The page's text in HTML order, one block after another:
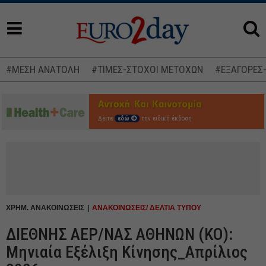
#ΜΕΣΗ ΑΝΑΤΟΛΗ #ΤΙΜΕΣ-ΣΤΟΧΟΙ ΜΕΤΟΧΩΝ
Δείτε εδώ την ειδική έκδοση
ΧΡΗΜ. ΑΝΑΚΟΙΝΩΣΕΙΣ ΑΝΑΚΟΙΝΩΣΕΙΣ/ ΔΕΛΤΙΑ ΤΥΠΟΥ
ΔΙΕΘΝΗΣ ΑΕΡ/ΝΑΣ ΑΘΗΝΩΝ (ΚΟ):
Μηνιαία Εξέλιξη Κίνησης_Απρίλιος